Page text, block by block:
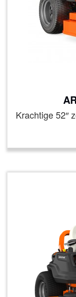
Krachtige 52″